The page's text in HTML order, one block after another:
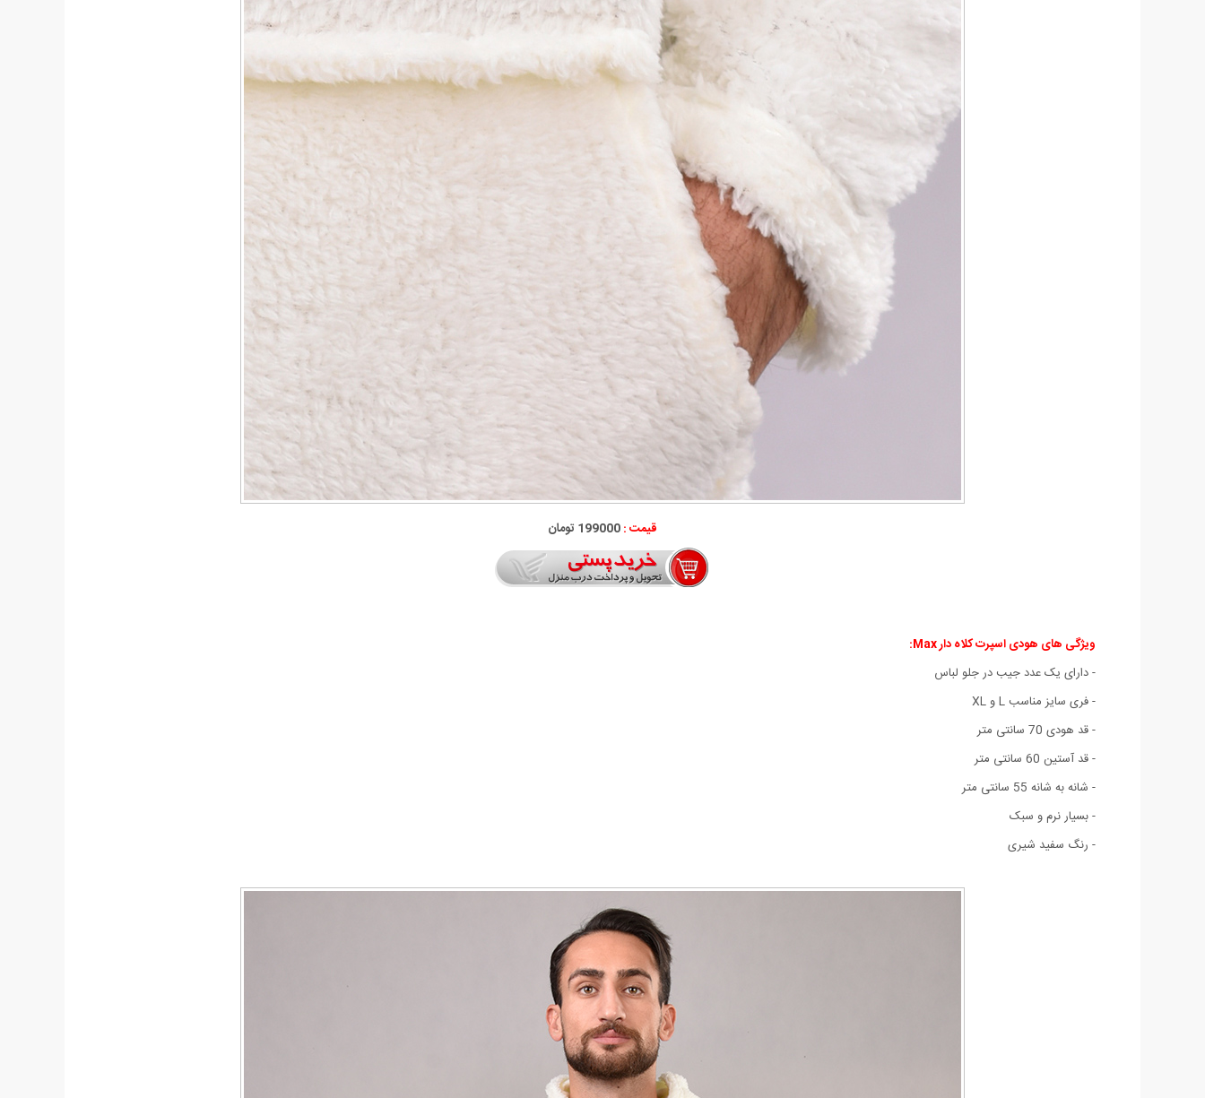
قیمت :199000 تومان
ویژگی های هودی اسپرت کلاه دار Max:
- دارای یک عدد جیب در جلو لباس
- فری سایز مناسب L و XL
- قد هودی 70 سانتی متر
- قد آستین 60 سانتی متر
- شانه به شانه 55 سانتی متر
- بسیار نرم و سبک
- رنگ سفید شیری